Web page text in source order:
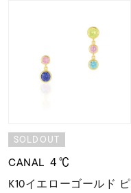
SOLDOUT
CANAL ４℃
K10イエローゴールド ピ